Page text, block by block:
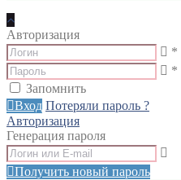
Авторизация
*
*
Запомнить
Вход Потеряли пароль ?
Авторизация
Генерация пароля
Получить новый пароль